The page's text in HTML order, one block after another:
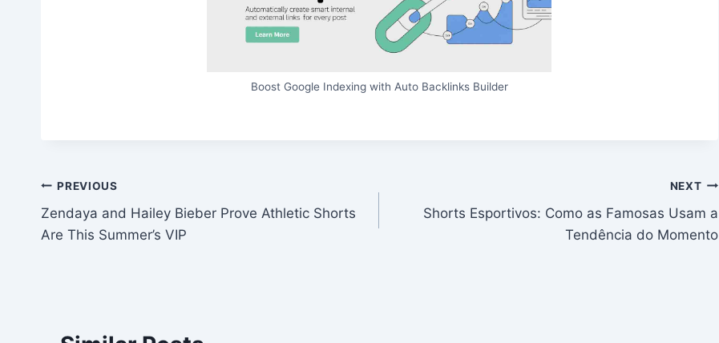
Boost Google Indexing with Auto Backlinks Builder
Post
navigation
PREVIOUS
Zendaya and Hailey Bieber Prove Athletic Shorts
Are This Summer’s VIP
NEXT
Shorts Esportivos: Como as Famosas Usam a
Tendência do Momento